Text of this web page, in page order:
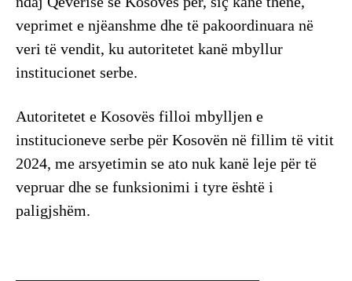
veprimet e njëanshme dhe të pakoordinuara në
veri të vendit, ku autoritetet kanë mbyllur
institucionet serbe.
Autoritetet e Kosovës filloi mbylljen e
institucioneve serbe për Kosovën në fillim të vitit
2024, me arsyetimin se ato nuk kanë leje për të
vepruar dhe se funksionimi i tyre është i
paligjshëm.